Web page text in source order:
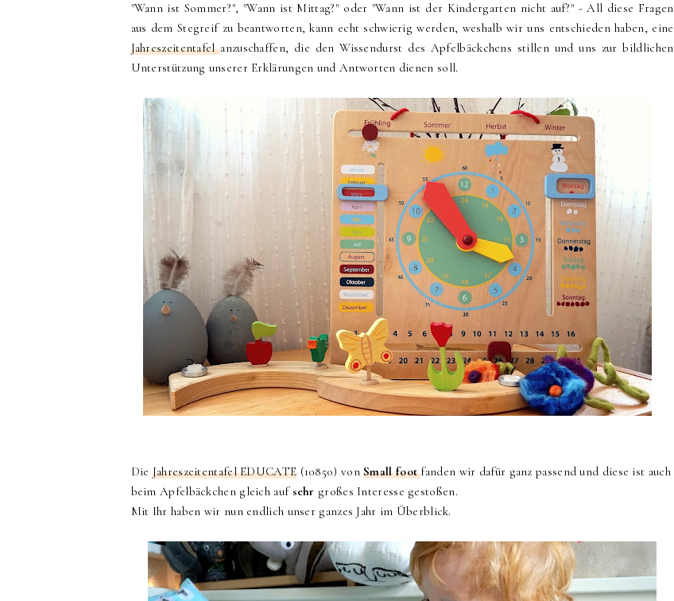
"Wann ist Sommer?", "Wann ist Mittag?" oder "Wann ist der Kindergarten nicht auf?" - All diese Fragen
aus dem Stegreif zu beantworten, kann echt schwierig werden, weshalb wir uns entschieden haben, eine
Jahreszeitentafelanzuschaffen, die den Wissendurst des Apfelbäckchens stillen und uns zur bildlichen
Unterstützung unserer Erklärungen und Antworten dienen soll.
Die Jahreszeitentafel EDUCATE (10850) vonSmall footfanden wir dafür ganz passend und diese ist auch
beim Apfelbäckchen gleich auf sehr großes Interesse gestoßen.
Mit Ihr haben wir nun endlich unser ganzes Jahr im Überblick.